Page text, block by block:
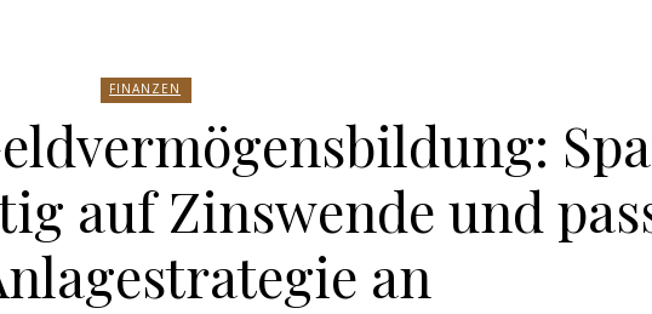
FINANZEN
auf Zinswende und
an